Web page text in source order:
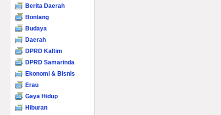
Berita Daerah
Bontang
Budaya
Daerah
DPRD Kaltim
DPRD Samarinda
Ekonomi & Bisnis
Erau
Gaya Hidup
Hiburan